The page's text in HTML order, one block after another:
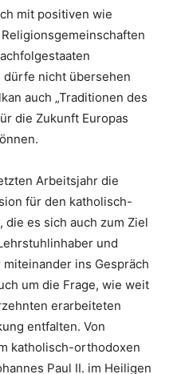
mit positiven wie
dürfe nicht übersehen
auch „Traditionen des
die Zukunft Europas
Arbeitsjahr die
für den katholisch-
es sich auch zum Ziel
und
ins Gespräch
um die Frage, wie weit
erarbeiteten
entfalten. Von
katholisch-orthodoxen
Paul II. im Heiligen